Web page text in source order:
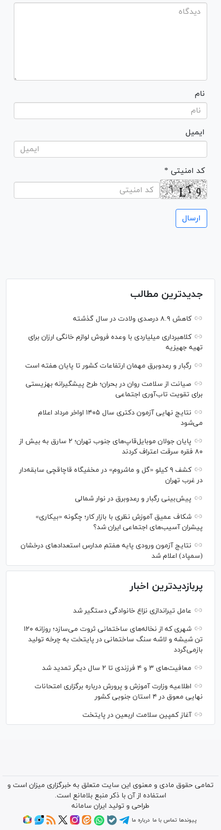
نام
ایمیل
* کد امنیتی
جدیدترین مطالب
کاهش ۸.۹ درصدی ولادت در سال گذشته
کلاهبرداری میلیاردی با وعده فروش لوازم خانگی ارزان برای
تهیه جهیزیه
رگبار و رعدوبرق مهمان ارتفاعات کشور تا پایان هفته است
صیانت از سلامت روان در بحران؛ طرح پیشگیرانه بهزیستی
برای تقویت تاب‌آوری اجتماعی
نتایج نهایی آزمون دکتری سال ۱۴۰۵ اواخر مرداد اعلام
می‌شود
پایان جولان موبایل‌قاپ‌های جنوب تهران؛ ۲ سارق به بیش از
۸۰ فقره سرقت اعتراف کردند
کشف ۹ کیلو «گل و ماشروم» در مخفیگاه قاچاقچی سابقه‌دار
در غرب تهران
پیش‌بینی رگبار و رعدوبرق در نوار شمالی
شکاف عمیق آموزش نظری با بازار کار؛ چگونه «بیکاری»
پیشران آسیب‌های اجتماعی ایران شد؟
نتایج آزمون ورودی پایه هفتم مدارس استعدادهای درخشان
(سمپاد) اعلام شد
پربازدیدترین اخبار
عامل تیراندازی نزاع خانوادگی دستگیر شد
شهری که از نخاله‌های ساختمانی ثروت می‌سازد؛ روزانه ۱۲۰
تن شیشه و لاشه سنگ ساختمانی در پایتخت به چرخه تولید
بازمی‌گردد
معافیت‌های ۳ و ۴ فرزندی تا ۲ سال دیگر تمدید شد
اطلاعیه وزارت آموزش و پرورش درباره برگزاری امتحانات
نهایی معوق در ۴ استان جنوبی کشور
آغاز کمپین سلامت اربعین در پایتخت
تمامی حقوق مادی و معنوی این سایت متعلق به خبرگزاری میزان است و
استفاده از آن با ذکر منبع بلامانع است.
طراحی و تولید ایران سامانه
پیوندها تماس با ما درباره ما